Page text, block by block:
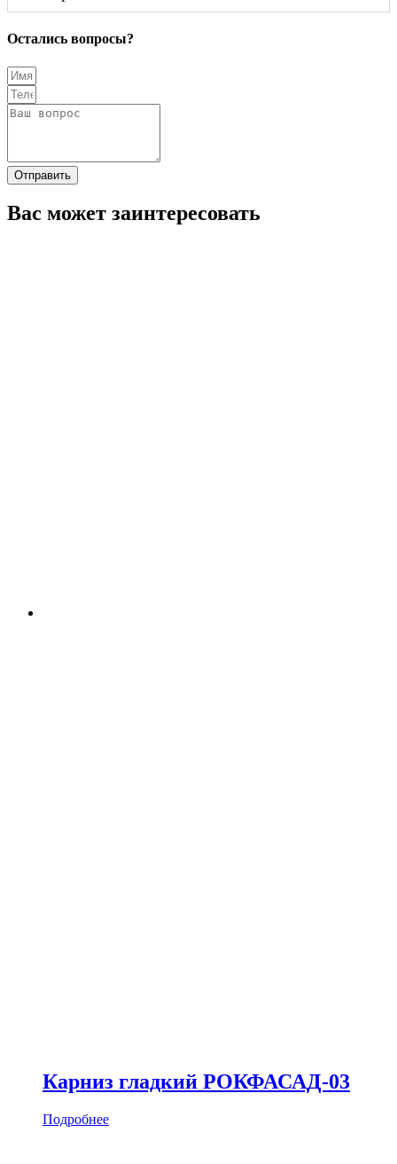
Остались вопросы?
Отправить
Вас может заинтересовать
Карниз гладкий РОКФАСАД-03
Подробнее